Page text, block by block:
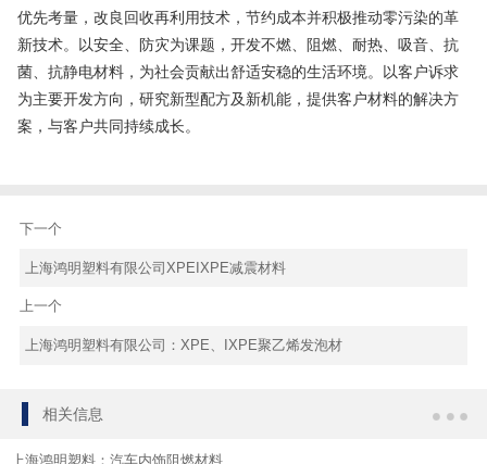
优先考量，改良回收再利用技术，节约成本并积极推动零污染的革
新技术。以安全、防灾为课题，开发不燃、阻燃、耐热、吸音、抗
菌、抗静电材料，为社会贡献出舒适安稳的生活环境。以客户诉求
为主要开发方向，研究新型配方及新机能，提供客户材料的解决方
案，与客户共同持续成长。
下一个
上海鸿明塑料有限公司XPEIXPE减震材料
上一个
上海鸿明塑料有限公司：XPE、IXPE聚乙烯发泡材
相关信息
上海鸿明塑料：汽车内饰阻燃材料